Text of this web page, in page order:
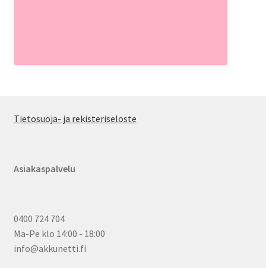
Tietosuoja- ja rekisteriseloste
Asiakaspalvelu
0400 724 704
Ma-Pe klo 14:00 - 18:00
info@akkunetti.fi